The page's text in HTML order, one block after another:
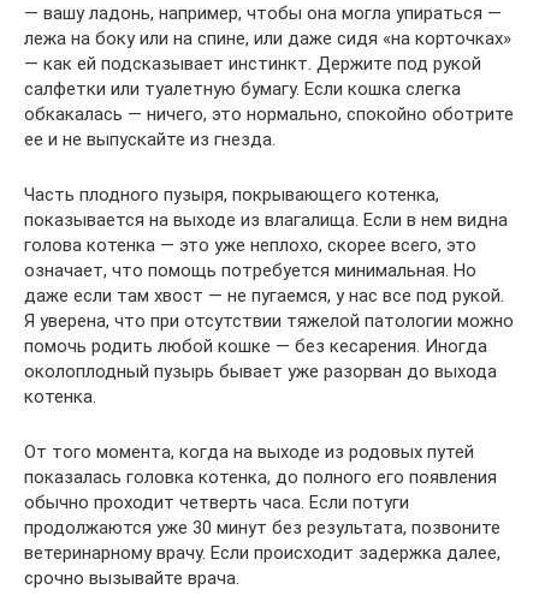
— вашу ладонь, например, чтобы она могла упираться —
лежа на боку или на спине, или даже сидя «на корточках»
— как ей подсказывает инстинкт. Держите под рукой
салфетки или туалетную бумагу. Если кошка слегка
обкакалась — ничего, это нормально, спокойно оботрите
ее и не выпускайте из гнезда.
Часть плодного пузыря, покрывающего котенка,
показывается на выходе из влагалища. Если в нем видна
голова котенка — это уже неплохо, скорее всего, это
означает, что помощь потребуется минимальная. Но
даже если там хвост — не пугаемся, у нас все под рукой.
Я уверена, что при отсутствии тяжелой патологии можно
помочь родить любой кошке — без кесарения. Иногда
околоплодный пузырь бывает уже разорван до выхода
котенка.
От того момента, когда на выходе из родовых путей
показалась головка котенка, до полного его появления
обычно проходит четверть часа. Если потуги
продолжаются уже 30 минут без результата, позвоните
ветеринарному врачу. Если происходит задержка далее,
срочно вызывайте врача.